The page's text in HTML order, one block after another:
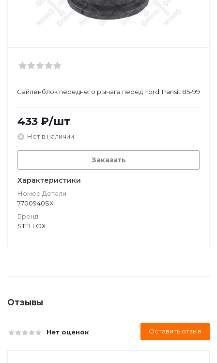
Сайленблок переднего рычага перед Ford Transit 85-99
433 ₽/шт
Нет в наличии
Заказать
Характеристики
Номер Детали
7700940SX
Бренд
STELLOX
Отзывы
Нет оценок Оставить отзыв